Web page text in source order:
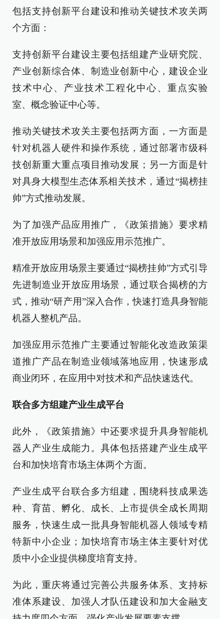
包括支持创新平台建设和推动关键技术攻关两
个方面：
支持创新平台建设主要包括组建产业研究院、
产业创新综合体、制造业创新中心，建设企业
技术中心、产业技术工程化中心、重点实验
室、概念验证中心等。
推动关键技术攻关主要包括两方面，一方面是
针对机器人硬件和操作系统，通过部署市级科
技创新重大重点项目推动发展；另一方面是针
对具身大模型生态体系相关技术，通过“揭榜挂
帅”方式推动发展。
为了加强产品应用推广，《政策措施》要求精
准开放应用场景和加强应用示范推广。
精准开放应用场景主要通过“揭榜挂帅”方式引导
先进制造业开放应用场景，通过联合揭榜的方
式，推动“研产用”深入合作，快速打造具身智能
机器人整机产品。
加强应用示范推广主要通过智能化改造政策渠
道推广产品在制造业领域落地应用，快速形成
商业闭环，在应用中对技术和产品快速迭代。
联合多方组建产业生成平台
此外，《政策措施》中还要求提升具身智能机
器人产业生成能力。具体包括搭建产业生成平
台和加快培育市场主体两个方面。
产业生成平台联合多方组建，围绕科技成果选
种、育苗、孵化、成长、上市提供全成长周期
服务，快速生成一批具身智能机器人领域专精
特新中小企业；加快培育市场主体主要针对优
质中小企业提供梯度培育支持。
为此，重庆将通过完善公共服务体系、支持标
准体系建设、加强人才队伍建设和加大金融支